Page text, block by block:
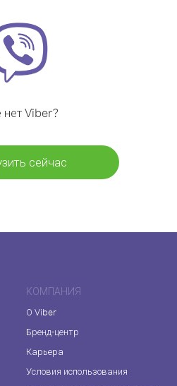
Viber?
сейчас
КОМПАНИЯ
О Viber
Бренд-центр
Карьера
Условия использования